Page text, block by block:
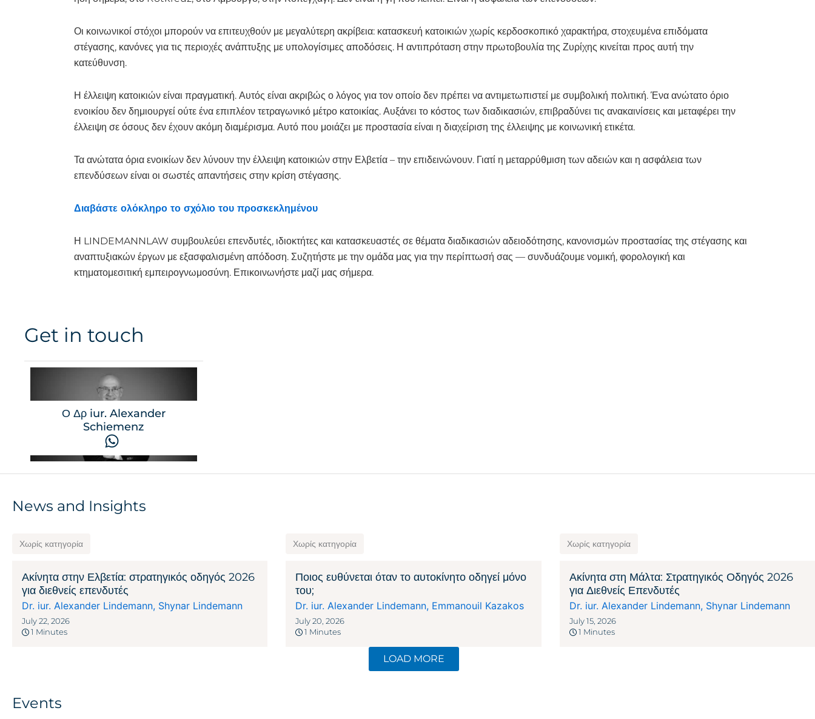
Οι κοινωνικοί στόχοι μπορούν να επιτευχθούν με μεγαλύτερη ακρίβεια: κατασκευή κατοικιών χωρίς κερδοσκοπικό χαρακτήρα, στοχευμένα επιδόματα
στέγασης, κανόνες για τις περιοχές ανάπτυξης με υπολογίσιμες αποδόσεις. Η αντιπρόταση στην πρωτοβουλία της Ζυρίχης κινείται προς αυτή την
κατεύθυνση.
Η έλλειψη κατοικιών είναι πραγματική. Αυτός είναι ακριβώς ο λόγος για τον οποίο δεν πρέπει να αντιμετωπιστεί με συμβολική πολιτική. Ένα ανώτατο όριο
ενοικίου δεν δημιουργεί ούτε ένα επιπλέον τετραγωνικό μέτρο κατοικίας. Αυξάνει το κόστος των διαδικασιών, επιβραδύνει τις ανακαινίσεις και μεταφέρει την
έλλειψη σε όσους δεν έχουν ακόμη διαμέρισμα. Αυτό που μοιάζει με προστασία είναι η διαχείριση της έλλειψης με κοινωνική ετικέτα.
Τα ανώτατα όρια ενοικίων δεν λύνουν την έλλειψη κατοικιών στην Ελβετία – την επιδεινώνουν. Γιατί η μεταρρύθμιση των αδειών και η ασφάλεια των
επενδύσεων είναι οι σωστές απαντήσεις στην κρίση στέγασης.
Διαβάστε ολόκληρο το σχόλιο του προσκεκλημένου
Η LINDEMANNLAW συμβουλεύει επενδυτές, ιδιοκτήτες και κατασκευαστές σε θέματα διαδικασιών αδειοδότησης, κανονισμών προστασίας της στέγασης και
αναπτυξιακών έργων με εξασφαλισμένη απόδοση. Συζητήστε με την ομάδα μας για την περίπτωσή σας — συνδυάζουμε νομική, φορολογική και
κτηματομεσιτική εμπειρογνωμοσύνη. Επικοινωνήστε μαζί μας σήμερα.
Get in touch
Ο Δρ iur. Alexander
Schiemenz
News and Insights
Χωρίς κατηγορία
Ακίνητα στην Ελβετία: στρατηγικός οδηγός 2026
για διεθνείς επενδυτές
Dr. iur. Alexander Lindemann, Shynar Lindemann
July 22, 2026
1 Minutes
Χωρίς κατηγορία
Ποιος ευθύνεται όταν το αυτοκίνητο οδηγεί μόνο
του;
Dr. iur. Alexander Lindemann, Emmanouil Kazakos
July 20, 2026
1 Minutes
Χωρίς κατηγορία
Ακίνητα στη Μάλτα: Στρατηγικός Οδηγός 2026
για Διεθνείς Επενδυτές
Dr. iur. Alexander Lindemann, Shynar Lindemann
July 15, 2026
1 Minutes
LOAD MORE
Events